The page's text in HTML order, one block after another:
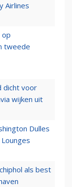
Airlines
op
tweede
dicht voor
wijken uit
Dulles
als best